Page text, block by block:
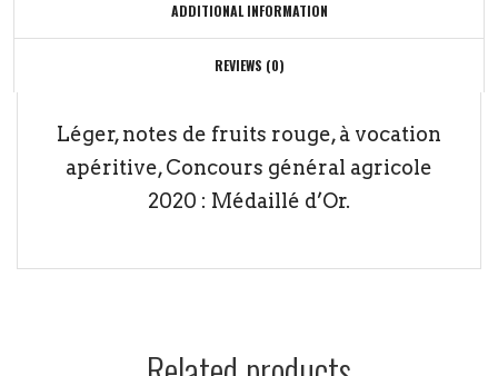
ADDITIONAL INFORMATION
REVIEWS (0)
Léger, notes de fruits rouge, à vocation
apéritive, Concours général agricole
2020 : Médaillé d’Or.